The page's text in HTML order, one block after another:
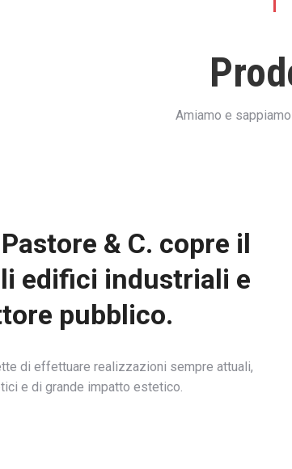
Amiamo e
& C. copre il
edifici industriali e
pubblico.
di effettuare realizzazioni sempre attuali,
e di grande impatto estetico.